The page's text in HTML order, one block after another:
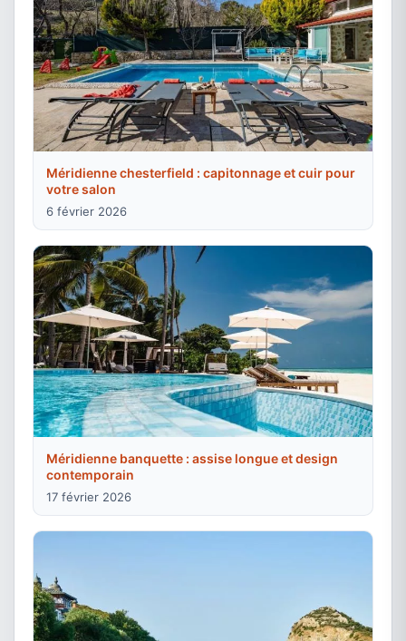
Méridienne chesterfield : capitonnage et cuir pour
votre salon
6 février 2026
Méridienne banquette : assise longue et design
contemporain
17 février 2026